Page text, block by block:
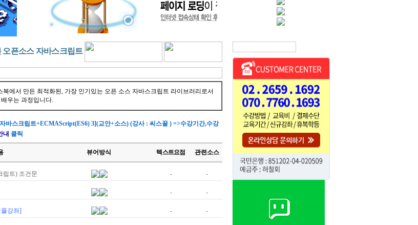
오픈소스 자바스크립트
북에서 만든 최적화된, 가장 인기있는 오픈 소스 자바스크립트 라이브러리로서
우는 과정입니다.
바스크립트+ECMAScript(ES6) 3](교안+소스) (강사 : 씨스꿀 ) =>수강기간,수강
내 클릭
뷰어방식 텍스트요점 관련소스
립트) 조건문 - -
- -
강좌] - -